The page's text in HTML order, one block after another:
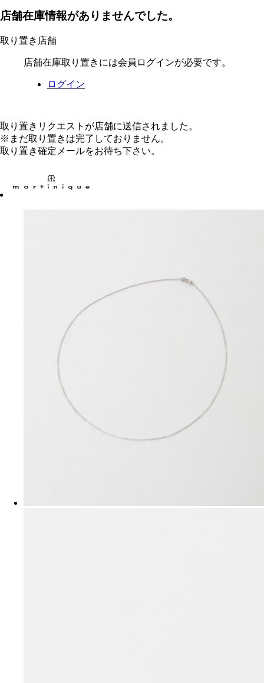
店舗在庫情報がありませんでした。
取り置き店舗
店舗在庫取り置きには会員ログインが必要です。
ログイン
取り置きリクエストが店舗に送信されました。
※まだ取り置きは完了しておりません。
取り置き確定メールをお待ち下さい。